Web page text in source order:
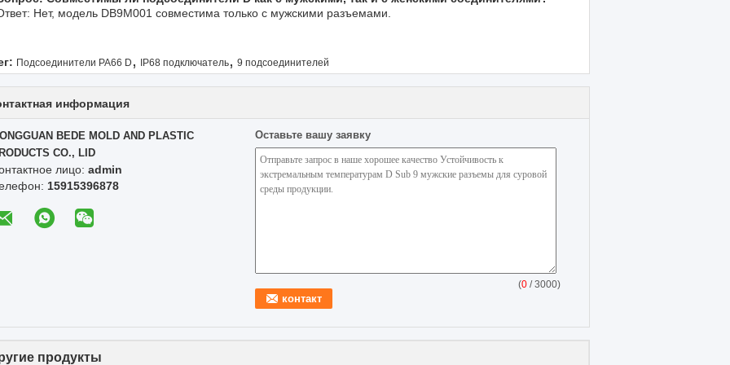
Нет, модель DB9M001 совместима только с мужскими разъемами.
Подсоединители PA66 D , IP68 подключатель, 9 подсоединителей
информация
BEDE MOLD AND PLASTIC
CO., LID
лицо: admin
15915396878
Оставьте вашу заявку
(0 / 3000)
продукты